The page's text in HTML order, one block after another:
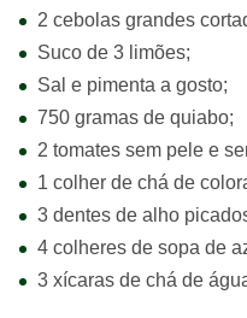
2 cebolas grandes
Suco de 3 limões;
Sal e pimenta a gosto;
750 gramas de quiabo;
2 tomates sem pele e
1 colher de chá de
3 dentes de alho
4 colheres de sopa de
3 xícaras de chá de